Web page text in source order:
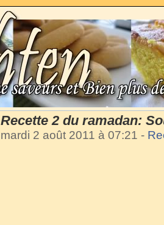
Recette 2 du ramadan:
mardi 2 août 2011 à 07:21 -